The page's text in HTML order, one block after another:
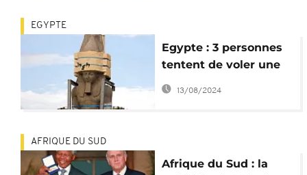
EGYPTE
Egypte : 3 personnes
tentent de voler une
statue du pharaon
Ramsès II
13/08/2024
AFRIQUE DU SUD
Afrique du Sud : la